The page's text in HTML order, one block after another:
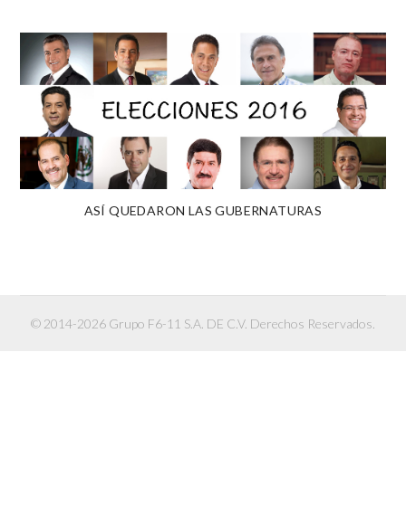
ASÍ QUEDARON LAS GUBERNATURAS
© 2014-2026 Grupo F6-11 S.A. DE C.V. Derechos Reservados.